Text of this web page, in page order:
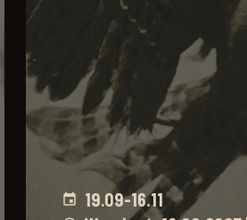
event 19.09-16.11